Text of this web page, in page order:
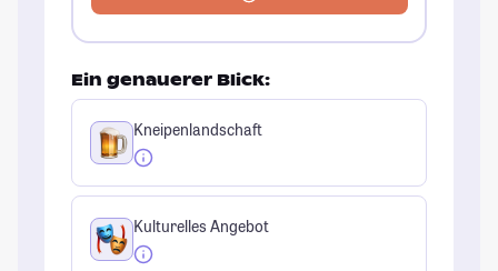
Ein genauerer Blick:
Kneipenlandschaft
Kulturelles Angebot